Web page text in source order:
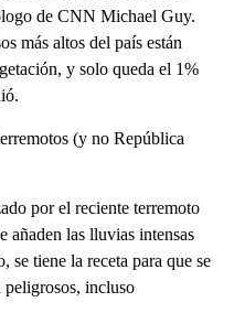
de CNN Michael Guy.
más altos del país están
y solo queda el 1%
(y no República
por el reciente terremoto
añaden las lluvias intensas
se tiene la receta para que se
peligrosos, incluso